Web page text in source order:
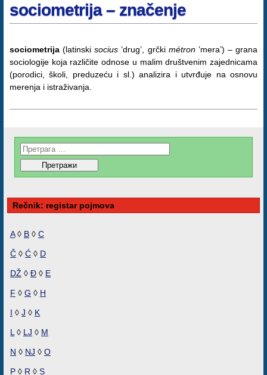
sociometrija – značenje
sociometrija (latinskisocius ’drug’, grčki métron’mera’) – grana
sociologije koja različite odnose u malim društvenim zajednicama
(porodici, školi, preduzeću i sl.) analizira i utvrđuje na osnovu
merenja i istraživanja.
Rečnik: registar pojmova
A◊ B ◊ C
Č ◊ Ć ◊ D
DŽ ◊ Đ ◊ E
F ◊ G ◊ H
I ◊ J ◊ K
L ◊ LJ ◊ M
N ◊ NJ ◊ O
P ◊ R ◊ S